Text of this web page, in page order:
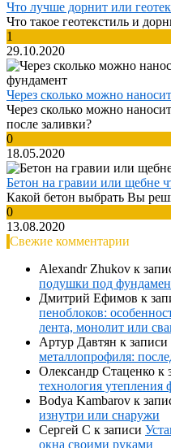
Что лучше дорнит или
Что такое геотекстиль и
1
29.10.2020
Через сколько можно
Через сколько можно
после заливки?
0
18.05.2020
Бетон на гравии или щебне
Какой бетон выбрать Вы
0
13.08.2020
Свежие комментарии
Alexandr Zhukov к
подушки под
Дмитрий Ефимов к
пеноблоков:
лента, монолит или
Артур Давтян к записи
металлопрофиля:
Олександр Стаценко к
технология утепления
Bodya Kambarov к
изнутри или снаружи
Сергей С к записи
окна своими руками